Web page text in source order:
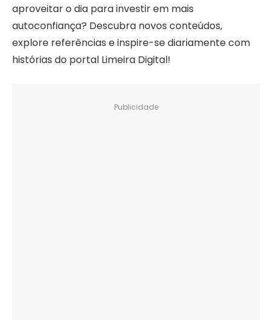
aproveitar o dia para investir em mais
autoconfiança? Descubra novos conteúdos,
explore referências e inspire-se diariamente com
histórias do portal Limeira Digital!
Publicidade